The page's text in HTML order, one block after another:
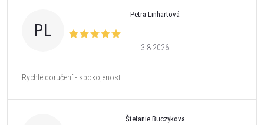
PL
Petra Linhartová
3.8.2026
Rychlé doručení - spokojenost
Štefanie Buczykova